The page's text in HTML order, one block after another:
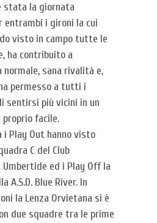
stata la giornata
entrambi i gironi la cui
visto in campo tutte le
ha contribuito a
normale, sana rivalità e,
permesso a tutti i
sentirsi più vicini in un
proprio facile.
i Play Out hanno visto
C del Club
ed i Play Off la
A.S.D. Blue River. In
la Lenza Orvietana si è
due squadre tra le prime